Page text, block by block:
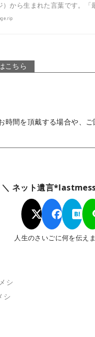
）から生まれた言葉です。
こちら
間を頂戴する場合や、
＼ ネット遺言
人生のさいごに何を伝え
シ
シ